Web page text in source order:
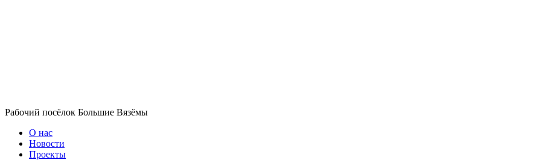
Рабочий посёлок Большие Вязёмы
О нас
Новости
Проекты